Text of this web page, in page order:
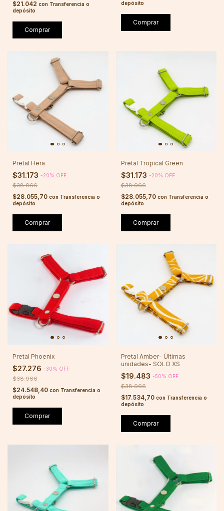
$21.042 con Transferencia o
depósito
Comprar
depósito
Comprar
Pretal Hera
$31.173 -20% OFF
$38.966
$28.055,70 con Transferencia o
depósito
Comprar
Pretal Tropical Green
$31.173 -20% OFF
$38.966
$28.055,70 con Transferencia o
depósito
Comprar
Pretal Phoenix
$27.276 -30% OFF
$38.966
$24.548,40 con Transferencia o
depósito
Comprar
Pretal Amber- Últimas
unidades- SOLO XS
$19.483 -50% OFF
$38.966
$17.534,70 con Transferencia o
depósito
Comprar